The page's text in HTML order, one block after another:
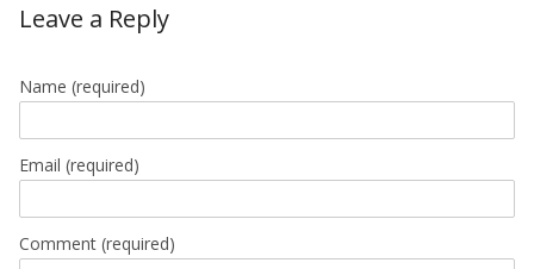
Leave a Reply
Name (required)
Email (required)
Comment (required)